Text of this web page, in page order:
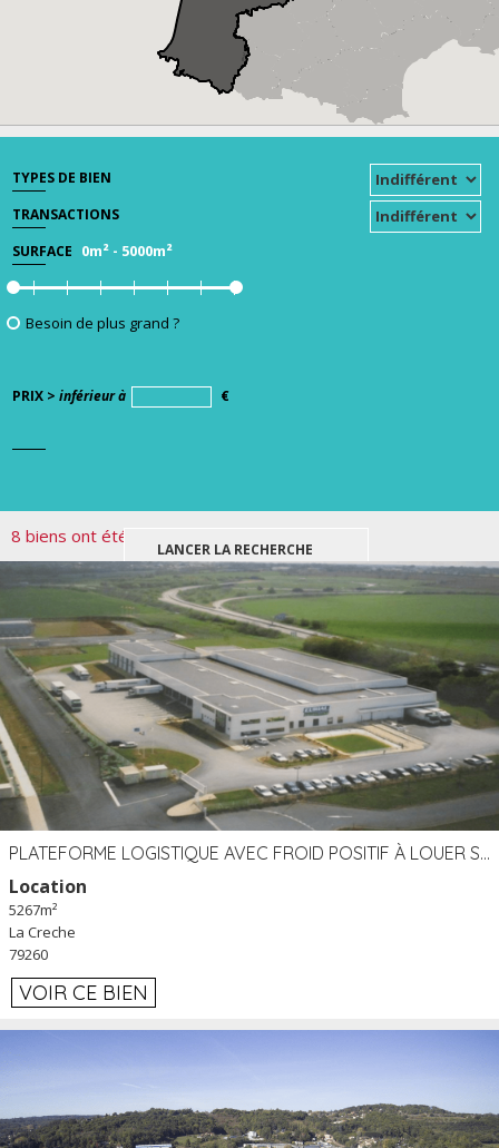
TYPES DE BIEN
TRANSACTIONS
SURFACE 0m² - 5000m²
Besoin de plus grand ?
PRIX > inférieur à €
8 biens ont été trouvés pour votre recherche.
PLATEFORME LOGISTIQUE AVEC FROID POSITIF À LOUER SECTEUR NIORT (79)
Location
5267m²
La Creche
79260
VOIR CE BIEN